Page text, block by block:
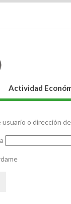
Actividad
usuario o dirección